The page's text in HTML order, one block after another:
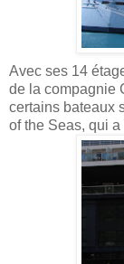
Avec ses 14
de la compagnie
certains bateaux
of the Seas, qui